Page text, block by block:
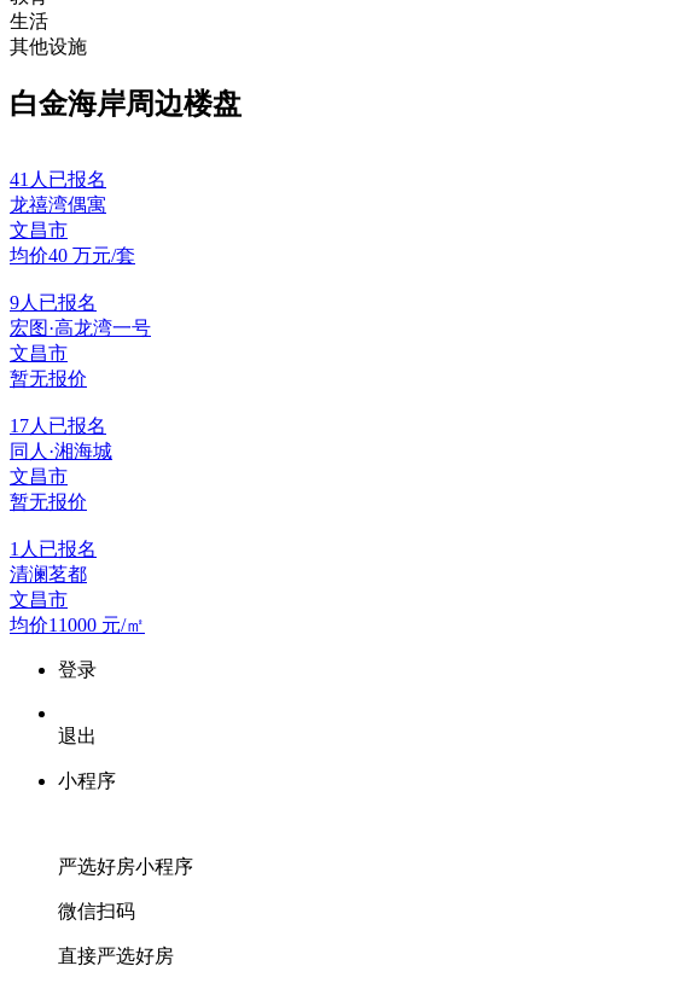
生活
其他设施
白金海岸周边楼盘
41人已报名
龙禧湾偶寓
文昌市
均价40 万元/套
9人已报名
宏图·高龙湾一号
文昌市
暂无报价
17人已报名
同人·湘海城
文昌市
暂无报价
1人已报名
清澜茗都
文昌市
均价11000 元/㎡
登录
退出
小程序
严选好房小程序
微信扫码
直接严选好房